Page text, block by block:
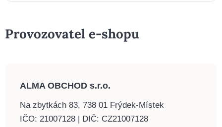
Provozovatel e-shopu
ALMA OBCHOD s.r.o.
Na zbytkách 83, 738 01 Frýdek-Místek
IČO: 21007128 | DIČ: CZ21007128